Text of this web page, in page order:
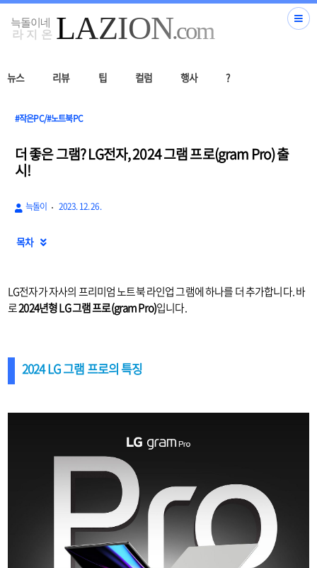
뉴스 리뷰 팁 컬럼 행사 ?
#작은PC/#노트북PC
더 좋은 그램? LG전자, 2024 그램 프로(gram Pro) 출
시!
늑돌이 2023. 12. 26.
목차 
LG전자가 자사의 프리미엄 노트북 라인업 그램에 하나를 더 추가합니다. 바
로2024년형 LG 그램 프로(gram Pro)입니다.
2024 LG 그램 프로의 특징